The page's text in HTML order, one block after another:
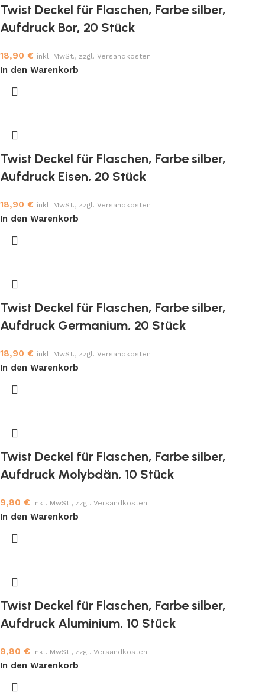
Twist Deckel für Flaschen, Farbe silber,
Aufdruck Bor, 20 Stück
18,90 € inkl. MwSt., zzgl. Versandkosten
In den Warenkorb
Twist Deckel für Flaschen, Farbe silber,
Aufdruck Eisen, 20 Stück
18,90 € inkl. MwSt., zzgl. Versandkosten
In den Warenkorb
Twist Deckel für Flaschen, Farbe silber,
Aufdruck Germanium, 20 Stück
18,90 € inkl. MwSt., zzgl. Versandkosten
In den Warenkorb
Twist Deckel für Flaschen, Farbe silber,
Aufdruck Molybdän, 10 Stück
9,80 € inkl. MwSt., zzgl. Versandkosten
In den Warenkorb
Twist Deckel für Flaschen, Farbe silber,
Aufdruck Aluminium, 10 Stück
9,80 € inkl. MwSt., zzgl. Versandkosten
In den Warenkorb